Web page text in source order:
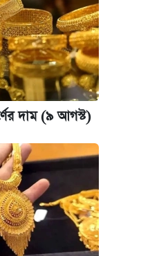
দাম (৯ আগস্ট)